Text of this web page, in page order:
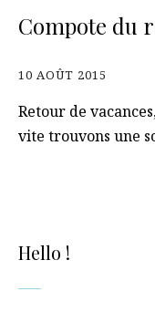
Compote du
10 AOÛT 2015
Retour de
vite trouvons une
Hello !